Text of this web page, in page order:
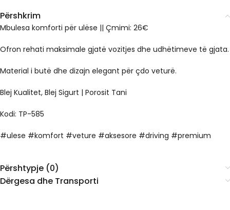
Përshkrim
Mbulesa komforti për ulëse || Çmimi: 26€
Ofron rehati maksimale gjatë vozitjes dhe udhëtimeve të gjata.
Material i butë dhe dizajn elegant për çdo veturë.
Blej Kualitet, Blej Sigurt | Porosit Tani
Kodi: TP-585
#ulese #komfort #veture #aksesore #driving #premium
Përshtypje (0)
Dërgesa dhe Transporti